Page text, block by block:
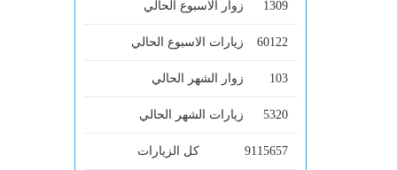
1309 زوار الاسبوع الحالي
60122 زيارات الاسبوع الحالي
103 زوار الشهر الحالي
5320 زيارات الشهر الحالي
9115657 كل الزيارات